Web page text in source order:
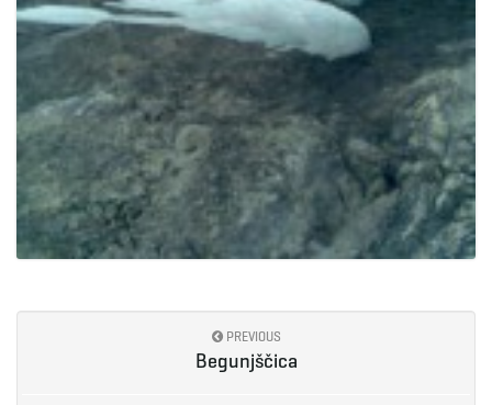
PREVIOUS
Begunjščica